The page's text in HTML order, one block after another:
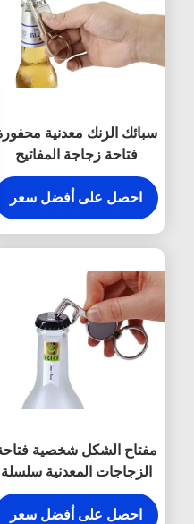
سبائك الزنك معدنية محفورة
فتاحة زجاجة المفاتيح
مستطيل تذكارية
احصل على أفضل سعر
مفتاح الشكل شخصية فتاحة
الزجاجات المعدنية سلسلة
المفاتيح الفضة خمر
احصل على أفضل سعر